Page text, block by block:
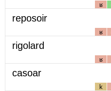
ʁ
reposoir
ʁ
rigolard
ʁ
casoar
k